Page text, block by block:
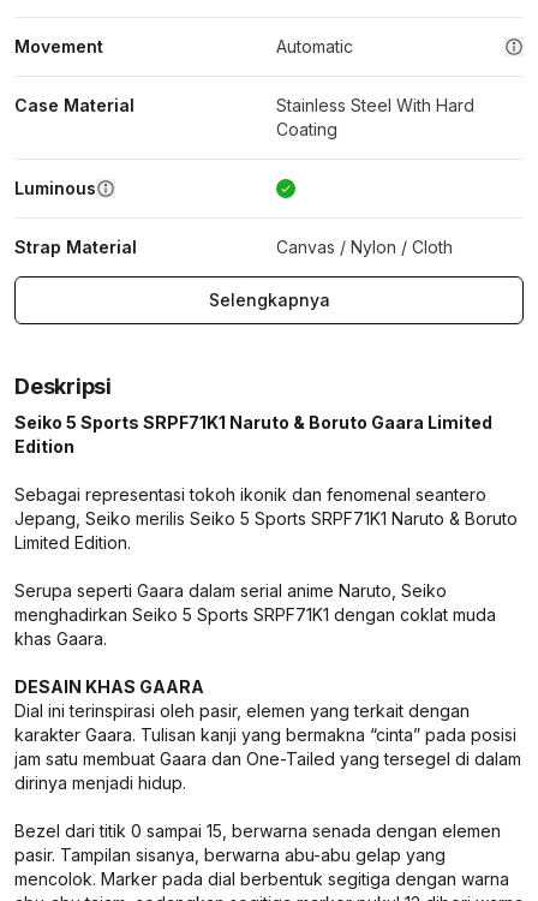
Movement Automatic
Case Material
Stainless Steel With Hard
Coating
Luminous
Strap Material Canvas / Nylon / Cloth
Selengkapnya
Deskripsi
Seiko 5 Sports SRPF71K1 Naruto & Boruto Gaara Limited
Edition
Sebagai representasi tokoh ikonik dan fenomenal seantero
Jepang, Seiko merilis Seiko 5 Sports SRPF71K1 Naruto & Boruto
Limited Edition.
Serupa seperti Gaara dalam serial anime Naruto, Seiko
menghadirkan Seiko 5 Sports SRPF71K1 dengan coklat muda
khas Gaara.
DESAIN KHAS GAARA
Dial ini terinspirasi oleh pasir, elemen yang terkait dengan
karakter Gaara. Tulisan kanji yang bermakna “cinta” pada posisi
jam satu membuat Gaara dan One-Tailed yang tersegel di dalam
dirinya menjadi hidup.
Bezel dari titik 0 sampai 15, berwarna senada dengan elemen
pasir. Tampilan sisanya, berwarna abu-abu gelap yang
mencolok. Marker pada dial berbentuk segitiga dengan warna